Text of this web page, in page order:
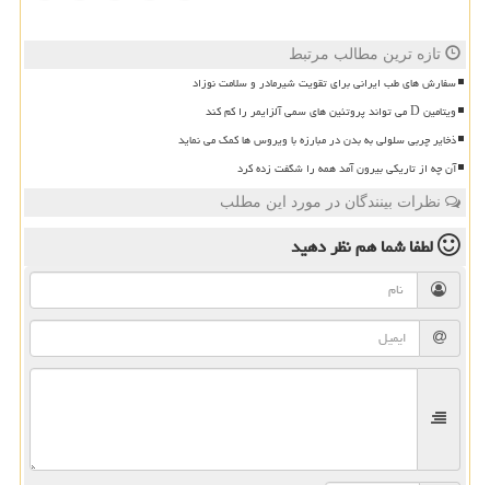
تازه ترین مطالب مرتبط
سفارش های طب ایرانی برای تقویت شیرمادر و سلامت نوزاد
ویتامین D می تواند پروتئین های سمی آلزایمر را کم کند
ذخایر چربی سلولی به بدن در مبارزه با ویروس ها کمک می نماید
آن چه از تاریکی بیرون آمد همه را شگفت زده کرد
نظرات بینندگان در مورد این مطلب
لطفا شما همنظر دهید